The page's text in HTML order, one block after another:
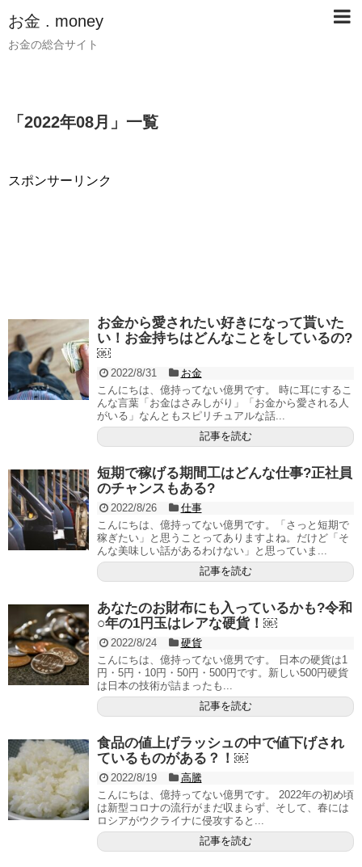
お金 . money
お金の総合サイト
「 2022年08月 」 一覧
スポンサーリンク
お金から愛されたい好きになって貰いた
い！お金持ちはどんなことをしているの?
￼
2022/8/31
お金
こんにちは、億持ってない億男です。 時に耳にするこ
んな言葉「お金はさみしがり」「お金から愛される人
がいる」なんともスピリチュアルな話...
記事を読む
短期で稼げる期間工はどんな仕事?正社員
のチャンスもある?
2022/8/26
仕事
こんにちは、億持ってない億男です。「さっと短期で
稼ぎたい」と思うことってありますよね。だけど「そ
んな美味しい話があるわけない」と思っていま...
記事を読む
あなたのお財布にも入っているかも?令和
○年の1円玉はレアな硬貨！￼
2022/8/24
硬貨
こんにちは、億持ってない億男です。 日本の硬貨は1
円・5円・10円・50円・500円です。新しい500円硬貨
は日本の技術が詰まったも...
記事を読む
食品の値上げラッシュの中で値下げされ
ているものがある？！￼
2022/8/19
高騰
こんにちは、億持ってない億男です。 2022年の初め頃
は新型コロナの流行がまだ収まらず、そして、春には
ロシアがウクライナに侵攻すると...
記事を読む